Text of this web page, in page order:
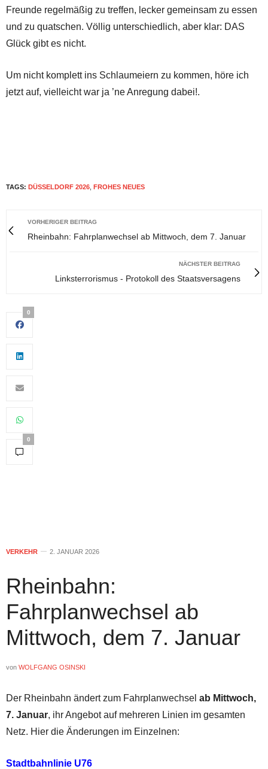
Freunde regelmäßig zu treffen, lecker gemeinsam zu essen
und zu quatschen. Völlig unterschiedlich, aber klar: DAS
Glück gibt es nicht.
Um nicht komplett ins Schlaumeiern zu kommen, höre ich
jetzt auf, vielleicht war ja ’ne Anregung dabei!.
TAGS: DÜSSELDORF 2026 FROHES NEUES
VORHERIGER BEITRAG
Rheinbahn: Fahrplanwechsel ab Mittwoch, dem 7. Januar
NÄCHSTER BEITRAG
Linksterrorismus - Protokoll des Staatsversagens
0
0
VERKEHR 2. JANUAR 2026
Rheinbahn:
Fahrplanwechsel ab
Mittwoch, dem 7. Januar
von WOLFGANG OSINSKI
Der Rheinbahn ändert zum Fahrplanwechsel ab Mittwoch,
7. Januar, ihr Angebot auf mehreren Linien im gesamten
Netz. Hier die Änderungen im Einzelnen:
Stadtbahnlinie U76